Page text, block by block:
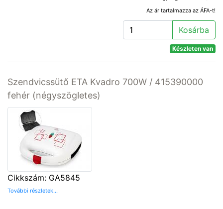
Az ár tartalmazza az ÁFA-t!
Kosárba
Készleten van
Szendvicssütő ETA Kvadro 700W / 415390000
fehér (négyszögletes)
Cikkszám: GA5845
További részletek...